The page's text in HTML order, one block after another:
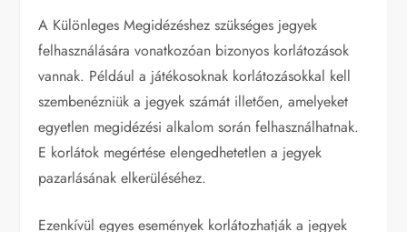
A Különleges Megidézéshez szükséges jegyek
felhasználására vonatkozóan bizonyos korlátozások
vannak. Például a játékosoknak korlátozásokkal kell
szembenézniük a jegyek számát illetően, amelyeket
egyetlen megidézési alkalom során felhasználhatnak.
E korlátok megértése elengedhetetlen a jegyek
pazarlásának elkerüléséhez.
Ezenkívül egyes események korlátozhatják a jegyek